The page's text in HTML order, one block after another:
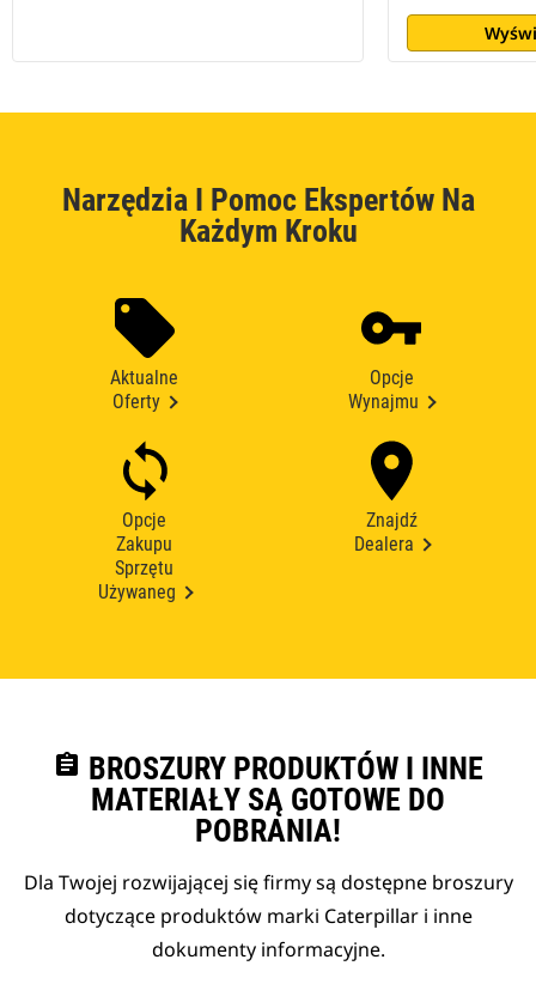
Narzędzia I Pomoc Ekspertów Na
Każdym Kroku
Aktualne
Oferty
Opcje
Wynajmu
Opcje
Zakupu
Sprzętu
Używaneg
Znajdź
Dealera
assignment BROSZURY PRODUKTÓW I INNE
MATERIAŁY SĄ GOTOWE DO
POBRANIA!
Dla Twojej rozwijającej się firmy są dostępne broszury
dotyczące produktów marki Caterpillar i inne
dokumenty informacyjne.